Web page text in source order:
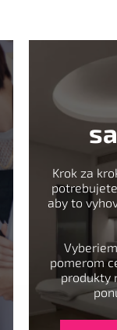
Krok za
aby to
pomerom
produkty